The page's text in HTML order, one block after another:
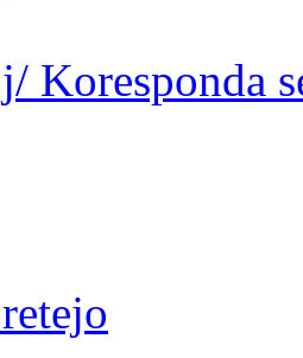
Koresponda